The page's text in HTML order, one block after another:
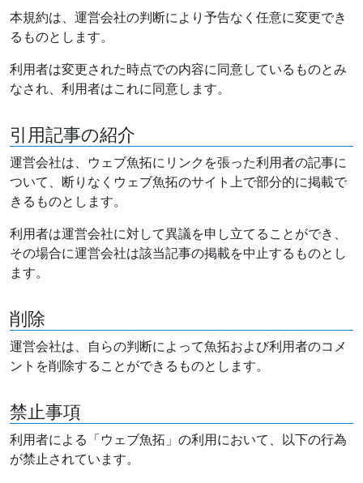
本規約は、運営会社の判断により予告なく任意に変更でき
るものとします。
利用者は変更された時点での内容に同意しているものとみ
なされ、利用者はこれに同意します。
引用記事の紹介
運営会社は、ウェブ魚拓にリンクを張った利用者の記事に
ついて、断りなくウェブ魚拓のサイト上で部分的に掲載で
きるものとします。
利用者は運営会社に対して異議を申し立てることができ、
その場合に運営会社は該当記事の掲載を中止するものとし
ます。
削除
運営会社は、自らの判断によって魚拓および利用者のコメ
ントを削除することができるものとします。
禁止事項
利用者による「ウェブ魚拓」の利用において、以下の行為
が禁止されています。